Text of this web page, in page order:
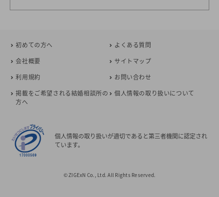
初めての方へ
よくある質問
会社概要
サイトマップ
利用規約
お問い合わせ
掲載をご希望される結婚相談所の
方へ
個人情報の取り扱いについて
個人情報の取り扱いが適切であると第三者機関に認定され
ています。
© ZIGExN Co., Ltd. All Rights Reserved.